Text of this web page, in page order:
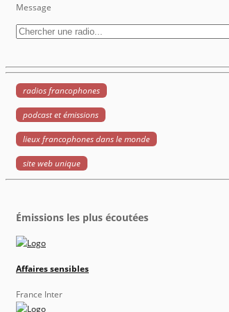
Message
radios francophones
podcast et émissions
lieux francophones dans le monde
site web unique
Émissions les plus écoutées
Affaires sensibles
France Inter